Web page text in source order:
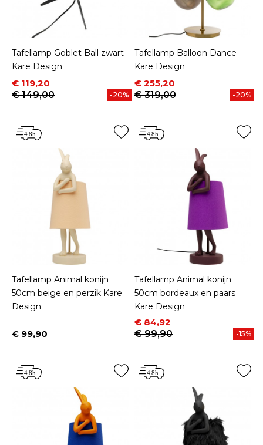
Tafellamp Goblet Ball zwart
Kare Design
Prijs
€ 119,20
Normale prijs
€ 149,00
-20%
Tafellamp Balloon Dance
Kare Design
Prijs
€ 255,20
Normale prijs
€ 319,00
-20%
Tafellamp Animal konijn
50cm beige en perzik Kare
Design
Prijs
€ 99,90
Tafellamp Animal konijn
50cm bordeaux en paars
Kare Design
Prijs
€ 84,92
Normale prijs
€ 99,90
-15%